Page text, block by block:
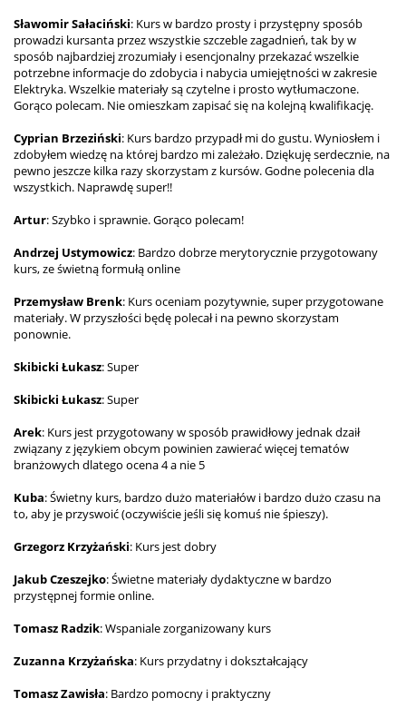
Sławomir Sałaciński: Kurs w bardzo prosty i przystępny sposób
prowadzi kursanta przez wszystkie szczeble zagadnień, tak by w
sposób najbardziej zrozumiały i esencjonalny przekazać wszelkie
potrzebne informacje do zdobycia i nabycia umiejętności w zakresie
Elektryka. Wszelkie materiały są czytelne i prosto wytłumaczone.
Gorąco polecam. Nie omieszkam zapisać się na kolejną kwalifikację.
Cyprian Brzeziński: Kurs bardzo przypadł mi do gustu. Wyniosłem i
zdobyłem wiedzę na której bardzo mi zależało. Dziękuję serdecznie, na
pewno jeszcze kilka razy skorzystam z kursów. Godne polecenia dla
wszystkich. Naprawdę super!!
Artur: Szybko i sprawnie. Gorąco polecam!
Andrzej Ustymowicz: Bardzo dobrze merytorycznie przygotowany
kurs, ze świetną formułą online
Przemysław Brenk: Kurs oceniam pozytywnie, super przygotowane
materiały. W przyszłości będę polecał i na pewno skorzystam
ponownie.
Skibicki Łukasz: Super
Skibicki Łukasz: Super
Arek: Kurs jest przygotowany w sposób prawidłowy jednak dzaił
związany z językiem obcym powinien zawierać więcej tematów
branżowych dlatego ocena 4 a nie 5
Kuba: Świetny kurs, bardzo dużo materiałów i bardzo dużo czasu na
to, aby je przyswoić (oczywiście jeśli się komuś nie śpieszy).
Grzegorz Krzyżański: Kurs jest dobry
Jakub Czeszejko: Świetne materiały dydaktyczne w bardzo
przystępnej formie online.
Tomasz Radzik: Wspaniale zorganizowany kurs
Zuzanna Krzyżańska: Kurs przydatny i dokształcający
Tomasz Zawisła: Bardzo pomocny i praktyczny